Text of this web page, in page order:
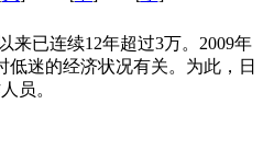
来已连续12年超过3万。2009年
低迷的经济状况有关。为此，日
员。